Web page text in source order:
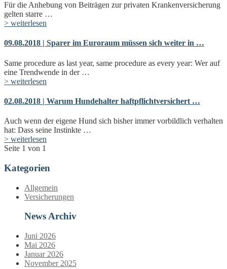
Für die Anhebung von Beiträgen zur privaten Krankenversicherung
gelten starre …
> weiterlesen
09.08.2018 | Sparer im Euroraum müssen sich weiter in …
Same procedure as last year, same procedure as every year: Wer auf
eine Trendwende in der …
> weiterlesen
02.08.2018 | Warum Hundehalter haftpflichtversichert …
Auch wenn der eigene Hund sich bisher immer vorbildlich verhalten
hat: Dass seine Instinkte …
> weiterlesen
Seite 1 von 1
Kategorien
Allgemein
Versicherungen
News Archiv
Juni 2026
Mai 2026
Januar 2026
November 2025